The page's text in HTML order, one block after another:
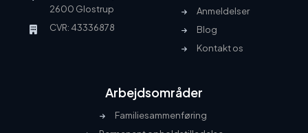
Anmeldelser
Blog
Kontakt os
Arbejdsområder
Familiesammenføring
2600 Glostrup
CVR: 43336878